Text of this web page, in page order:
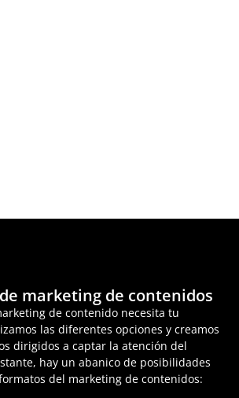
marketing de contenidos
de contenido necesita tu
las diferentes opciones y creamos
dirigidos a captar la atención del
hay un abanico de posibilidades
del marketing de contenidos: